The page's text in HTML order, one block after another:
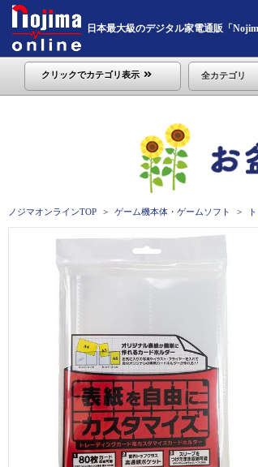
日本最大級のデジタル家電通販「
クリックでカテゴリ表示 全カテゴリ
ノジマオンラインTOP ゲーム機本体・ゲームソフト